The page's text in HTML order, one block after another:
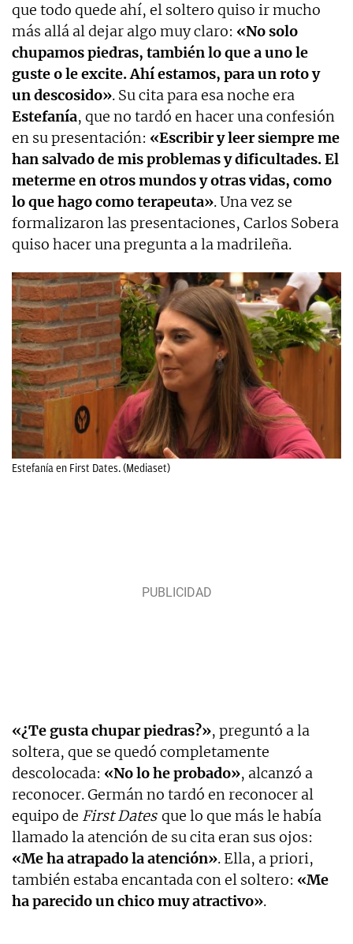
que todo quede ahí, el soltero quiso ir mucho
más allá al dejar algo muy claro: «No solo
chupamos piedras, también lo que a uno le
guste o le excite. Ahí estamos, para un roto y
un descosido». Su cita para esa noche era
Estefanía, que no tardó en hacer una confesión
en su presentación: «Escribir y leer siempre me
han salvado de mis problemas y dificultades. El
meterme en otros mundos y otras vidas, como
lo que hago como terapeuta». Una vez se
formalizaron las presentaciones, Carlos Sobera
quiso hacer una pregunta a la madrileña.
Estefanía en First Dates. (Mediaset)
«¿Te gusta chupar piedras?», preguntó a la
soltera, que se quedó completamente
descolocada: «No lo he probado», alcanzó a
reconocer. Germán no tardó en reconocer al
equipo de First Dates que lo que más le había
llamado la atención de su cita eran sus ojos:
«Me ha atrapado la atención». Ella, a priori,
también estaba encantada con el soltero: «Me
ha parecido un chico muy atractivo».